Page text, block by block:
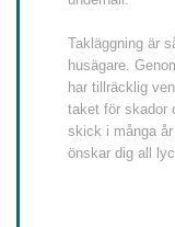
Takläggning är
husägare.
har tillräcklig
taket för skador
skick i många
önskar dig all